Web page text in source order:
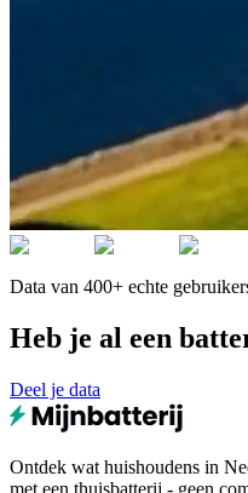
Data van 400+ echte
Heb je al een
Deel je data
Ontdek wat huishoudens in